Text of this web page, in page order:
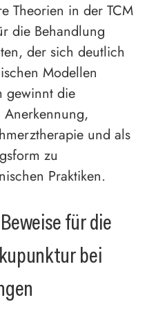
Theorien in der TCM
die Behandlung
der sich deutlich
Modellen
gewinnt die
und als
zu
Praktiken.
für die
bei